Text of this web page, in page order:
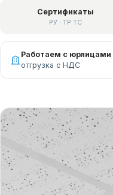
Сертификаты
РУ · ТР ТС
Работаем с юрлицами
отгрузка с НДС